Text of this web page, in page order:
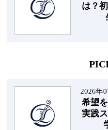
は？
2026年
希望
実践